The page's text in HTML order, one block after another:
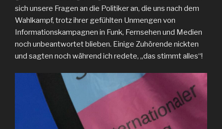
sich unsere Fragen an die Politiker an, die uns nach dem
Wahlkampf, trotz ihrer gefühlten Unmengen von
Informationskampagnen in Funk, Fernsehen und Medien
noch unbeantwortet blieben. Einige Zuhörende nickten
und sagten noch während ich redete, „das stimmt alles“!